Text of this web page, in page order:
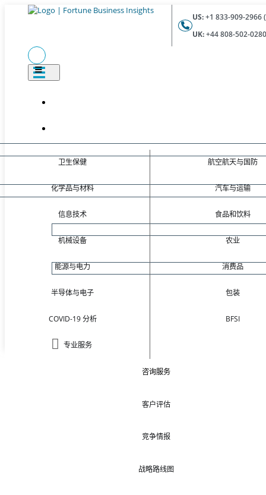
US:+1 833-909-2966
UK:+44 808-502-
卫生保健
化学品与材料
信息技术
机械设备
能源与电力
半导体与电子
COVID-19 分析
专业服务
航空航天与国防
汽车与运输
食品和饮料
农业
消费品
包装
BFSI
咨询服务
客户评估
竞争情报
战略路线图